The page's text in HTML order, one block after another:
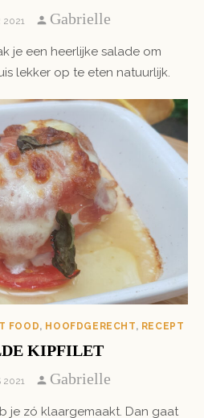
2021 Author
Gabrielle
je een heerlijke salade om
lekker op te eten natuurlijk.
FOOD, HOOFDGERECHT, RECEPT
KIPFILET
2021 Author
Gabrielle
je zó klaargemaakt. Dan gaat